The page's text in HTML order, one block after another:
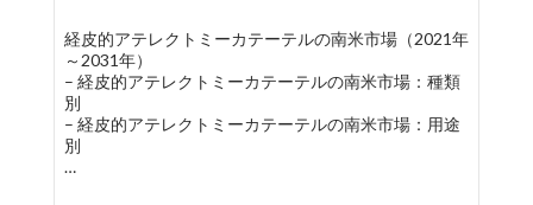
経皮的アテレクトミーカテーテルの南米市場（2021年
～2031年）
– 経皮的アテレクトミーカテーテルの南米市場：種類
別
– 経皮的アテレクトミーカテーテルの南米市場：用途
別
…